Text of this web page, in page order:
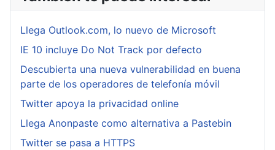
Llega Outlook.com, lo nuevo de Microsoft
IE 10 incluye Do Not Track por defecto
Descubierta una nueva vulnerabilidad en buena
parte de los operadores de telefonía móvil
Twitter apoya la privacidad online
Llega Anonpaste como alternativa a Pastebin
Twitter se pasa a HTTPS